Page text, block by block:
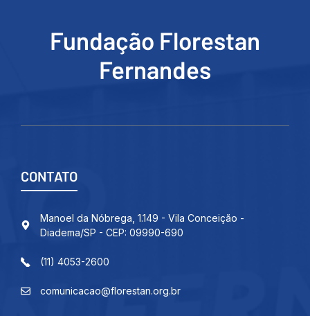
Fundação Florestan
Fernandes
CONTATO
Manoel da Nóbrega, 1.149 - Vila Conceição -
Diadema/SP - CEP: 09990-690
(11) 4053-2600
comunicacao@florestan.org.br